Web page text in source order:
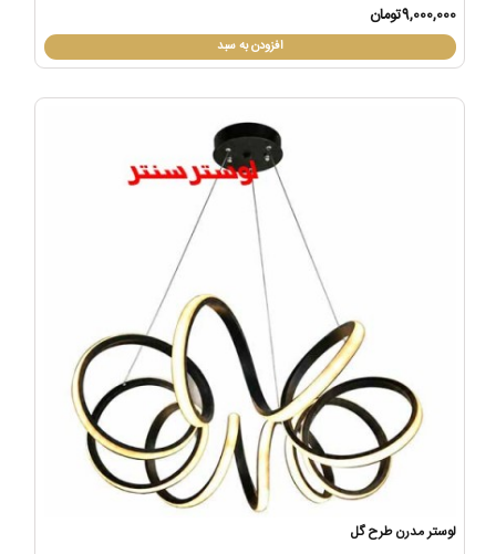
9,000,000تومان
افزودن به سبد
لوستر مدرن طرح گل